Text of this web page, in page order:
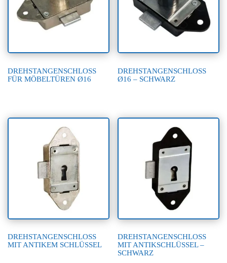
DREHSTANGENSCHLOSS
FÜR MÖBELTÜREN Ø16
DREHSTANGENSCHLOSS
Ø16 – SCHWARZ
DREHSTANGENSCHLOSS
MIT ANTIKEM SCHLÜSSEL
DREHSTANGENSCHLOSS
MIT ANTIKSCHLÜSSEL –
SCHWARZ